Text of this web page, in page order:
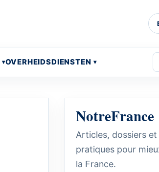
OVERHEIDSDIENSTEN
NotreFrance
Articles, dossiers et
pratiques pour
la France.